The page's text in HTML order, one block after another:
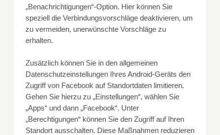
„Benachrichtigungen“-Option. Hier können Sie
speziell die Verbindungsvorschläge deaktivieren, um
zu vermeiden, unerwünschte Vorschläge zu
erhalten.
Zusätzlich können Sie in den allgemeinen
Datenschutzeinstellungen Ihres Android-Geräts den
Zugriff von Facebook auf Standortdaten limitieren.
Gehen Sie hierzu zu „Einstellungen“, wählen Sie
„Apps“ und dann „Facebook“. Unter
„Berechtigungen“ können Sie den Zugriff auf Ihren
Standort ausschalten. Diese Maßnahmen reduzieren